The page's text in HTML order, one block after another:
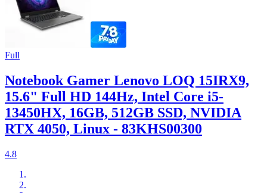
Full
Notebook Gamer Lenovo LOQ 15IRX9,
15.6" Full HD 144Hz, Intel Core i5-
13450HX, 16GB, 512GB SSD, NVIDIA
RTX 4050, Linux - 83KHS00300
4.8